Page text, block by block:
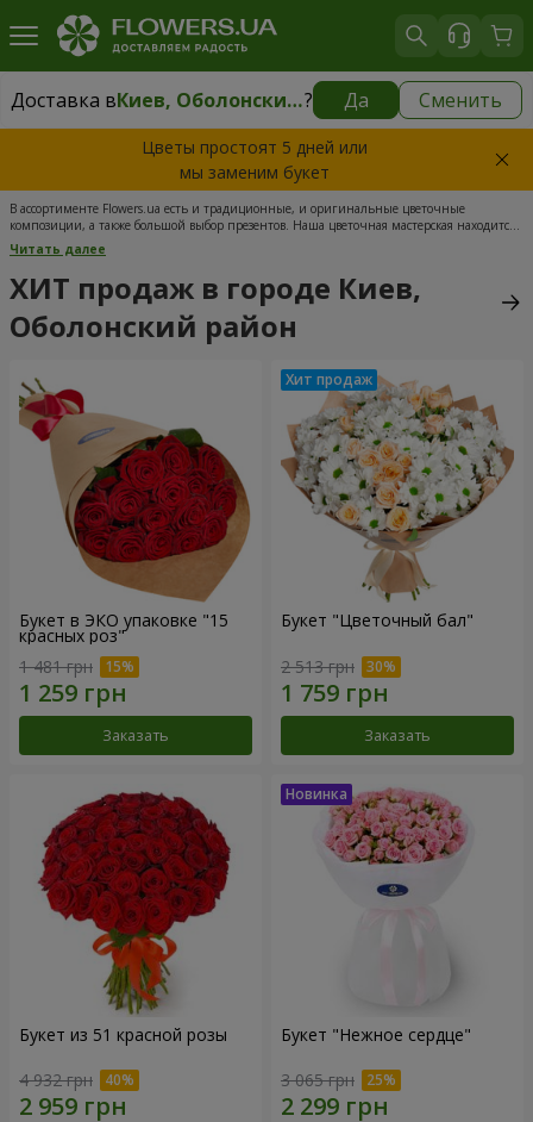
Доставка в Киев, Оболонский район? Да Сменить
Доставка вКиев, Оболонский район|бесплатно
Цветы простоят 5 дней или
мы заменим букет
В ассортименте Flowers.ua есть и традиционные, и оригинальные цветочные
композиции, а также большой выбор презентов. Наша цветочная мастерская находится
между Подолом и Оболонским районом, поэтому ваш заказ будет доставлен на
протяжении 2 часов. Кроме того, доставка цветов по Оболони и по всему Киеву
бесплатная. Итак, если вы хотите найти самый выигрышный подарок к любому
случаю, букет свежих цветов от Flowers.ua - как раз то, что нужно.
Читать далее
ХИТ продаж в городе Киев,
Оболонский район
Букет в ЭКО упаковке "15
красных роз"
1 481 грн
Заказать
Букет "Цветочный бал"
2 513 грн
Заказать
Букет из 51 красной розы
4 932 грн
Букет "Нежное сердце"
3 065 грн